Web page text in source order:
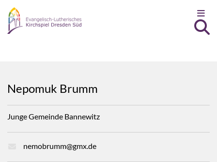
Zum Inhalt springen
Nepomuk Brumm
Junge Gemeinde Bannewitz
nemobrumm@gmx.de